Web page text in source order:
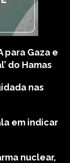
para Gaza e
do Hamas
nas
em indicar
nuclear,